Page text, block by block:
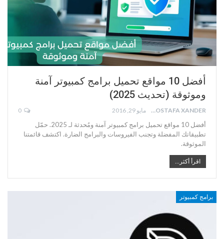
أفضل 10 مواقع تحميل برامج كمبيوتر آمنة
وموثوقة (تحديث 2025)
MOSTAFA XANDER مايو 29, 2016
أفضل 10 مواقع تحميل برامج كمبيوتر آمنة ومُحدثة لـ 2025. حمّل
تطبيقاتك المفضلة وتجنب الفيروسات والبرامج الضارة. اكتشف قائمتنا
الموثوقة.
اقرأ أكثر...
برامج كمبيوتر